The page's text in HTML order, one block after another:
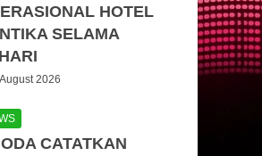
HOTEL
SELAMA
2026
CATATKAN